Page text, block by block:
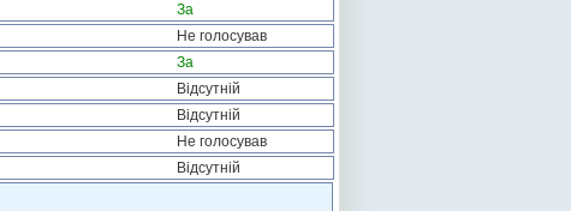
За
Не голосував
За
Відсутній
Відсутній
Не голосував
Відсутній